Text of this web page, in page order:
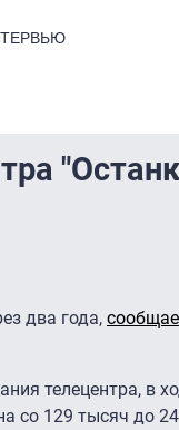
два года,
телецентра, в
со 129 тысяч до